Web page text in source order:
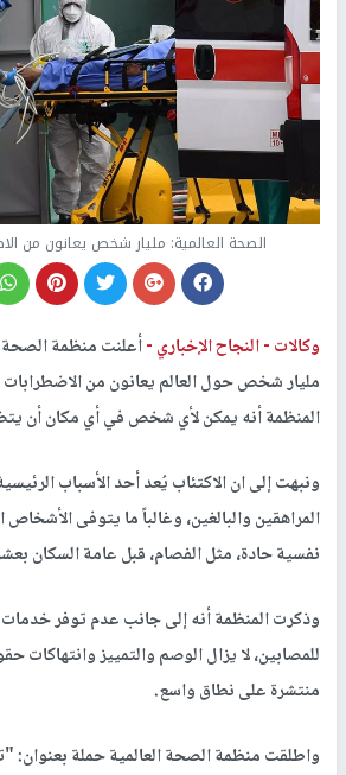
الصحة العالمية: مليار شخص يعانون من
وكالات -النجاح الإخباري -أعلنت منظمة الصحة
مليار شخص حول العالم يعانون من الاضطرابات
المنظمة أنه يمكن لأي شخص في أي مكان أن
ونبهت إلى ان الاكتئاب يُعد أحد الأسباب
المراهقين والبالغين، وغالباً ما يتوفى
نفسية حادة، مثل الفصام، قبل عامة السكان
وذكرت المنظمة أنه إلى جانب عدم توفر
للمصابين، لا يزال الوصم والتمييز وانتهاكات
منتشرة على نطاق واسع.
واطلقت منظمة الصحة العالمية حملة